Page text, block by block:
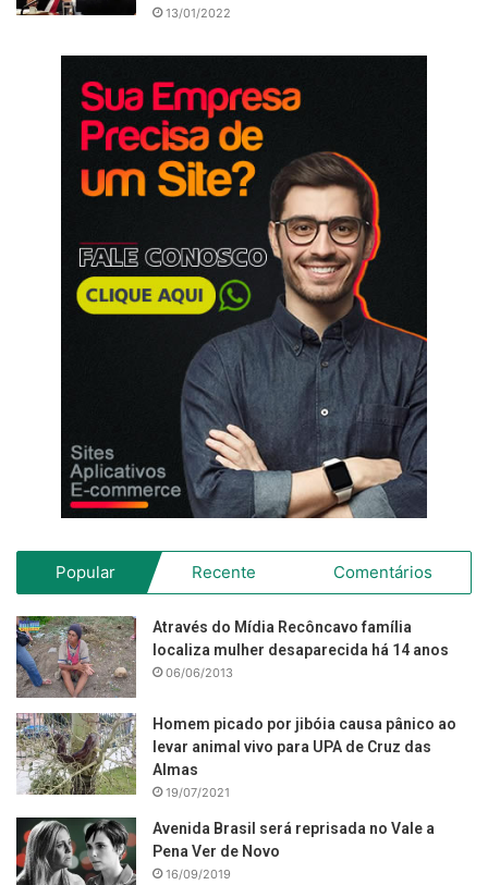
13/01/2022
Popular Recente Comentários
Através do Mídia Recôncavo família
localiza mulher desaparecida há 14 anos
06/06/2013
Homem picado por jibóia causa pânico ao
levar animal vivo para UPA de Cruz das
Almas
19/07/2021
Avenida Brasil será reprisada no Vale a
Pena Ver de Novo
16/09/2019